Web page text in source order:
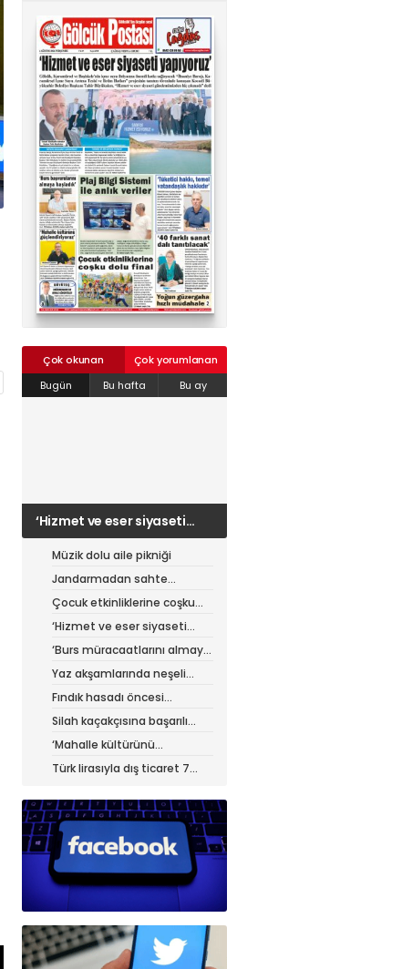
Çok okunan
Çok yorumlanan
Bugün
Bu hafta Bu ay
‘Hizmet ve eser siyaseti
yapıyoruz’
Müzik dolu aile pikniği
Jandarmadan sahte
çantacılara darbe
Çocuk etkinliklerine coşku
dolu final
‘Hizmet ve eser siyaseti
yapıyoruz’
‘Burs müracaatlarını almaya
başladık’
Yaz akşamlarında neşeli
etkinlikler
Fındık hasadı öncesi
üreticiye yol desteği
Silah kaçakçısına başarılı
operasyon
‘Mahalle kültürünü
güçlendiriyoruz’
Türk lirasıyla dış ticaret 7
02624132333
haber@golcukpostasi.com